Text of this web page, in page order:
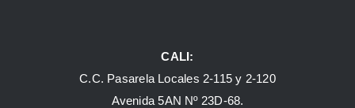
CALI:
C.C. Pasarela Locales 2-115 y 2-120
Avenida 5AN Nº 23D-68.